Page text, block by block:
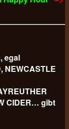
egal
NEWCASTLE
CIDER… gibt